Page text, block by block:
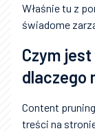
Właśnie tu z
świadome
Czym
dlaczego
Content
treści na